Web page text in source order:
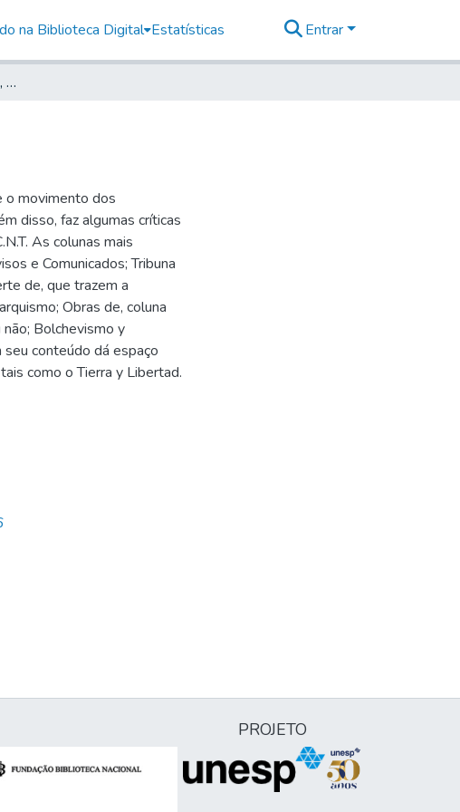
na Biblioteca Digital Estatísticas Entrar
Solidaridad Obrera, 1955, ano 10, n 527
o movimento dos
disso, faz algumas críticas
As colunas mais
e Comunicados; Tribuna
de, que trazem a
Obras de, coluna
Bolchevismo y
conteúdo dá espaço
como o Tierra y Libertad.
PROJETO